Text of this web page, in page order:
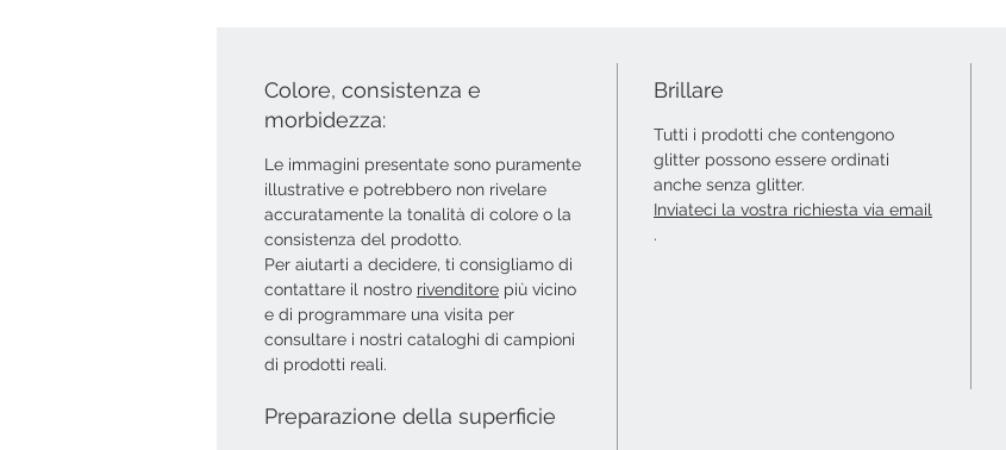
Colore, consistenza e
morbidezza:
Le immagini presentate sono puramente
illustrative e potrebbero non rivelare
accuratamente la tonalità di colore o la
consistenza del prodotto.
Per aiutarti a decidere, ti consigliamo di
contattare il nostro rivenditore più vicino
e di programmare una visita per
consultare i nostri cataloghi di campioni
di prodotti reali.
Brillare
Tutti i prodotti che contengono
glitter possono essere ordinati
anche senza glitter.
Inviateci la vostra richiesta via email
.
Preparazione della superficie